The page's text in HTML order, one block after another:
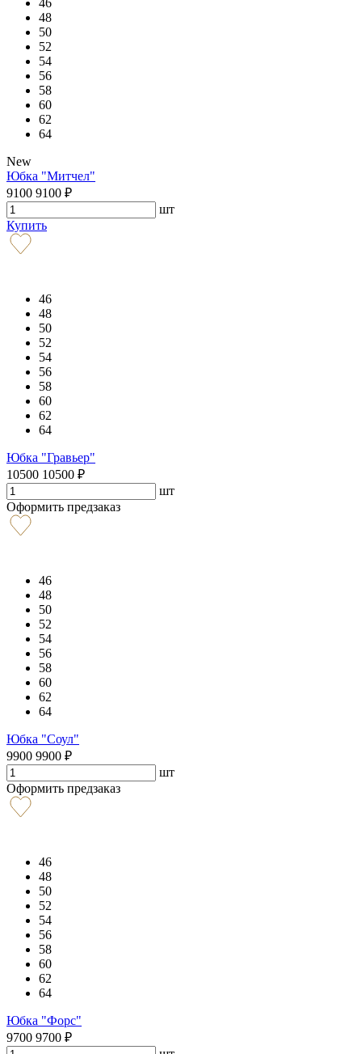
48
50
52
54
56
58
60
62
64
New
Юбка "Митчел"
9100 9100 ₽
шт
Купить
46
48
50
52
54
56
58
60
62
64
Юбка "Гравьер"
10500 10500 ₽
шт
Оформить предзаказ
46
48
50
52
54
56
58
60
62
64
Юбка "Соул"
9900 9900 ₽
шт
Оформить предзаказ
46
48
50
52
54
56
58
60
62
64
Юбка "Форс"
9700 9700 ₽